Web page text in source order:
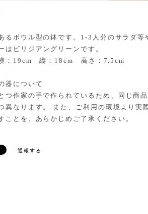
るボウル型の鉢です。1-3人分のサラダ等
はビリジアングリーンです。
：19cm 縦：18cm 高さ：7.5cm
器について
つ作家の手で作られているため、同じ商
異なります。 また、ご利用の環境より実
ことを、あらかじめご了承ください。
通報する